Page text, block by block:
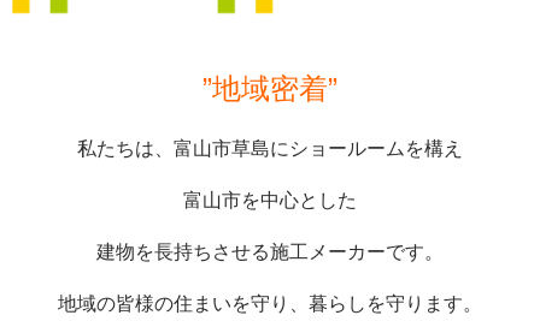
”地域密着”
私たちは、富山市草島にショールームを構え
富山市を中心とした
建物を長持ちさせる施工メーカーです。
地域の皆様の住まいを守り、暮らしを守ります。